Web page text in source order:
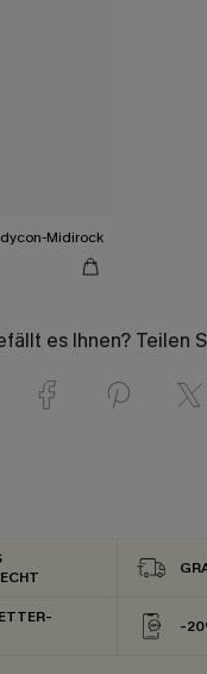
Midirock
es Ihnen? Teilen
-